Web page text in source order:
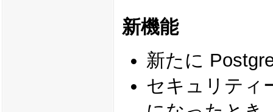
新機能
新たに
セキュリティ